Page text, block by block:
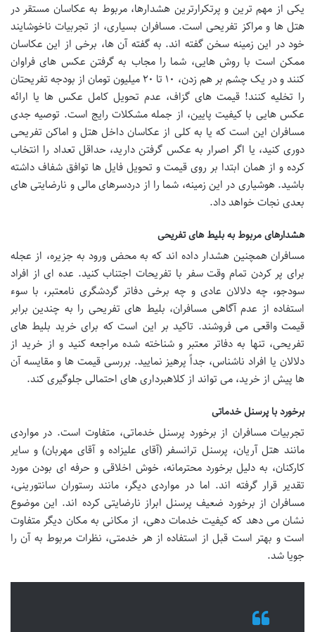
یکی از مهم ترین و پرتکرارترین هشدارها، مربوط به عکاسان مستقر در
هتل ها و مراکز تفریحی است. مسافران بسیاری، از تجربیات ناخوشایند
خود در این زمینه سخن گفته اند. به گفته آن ها، برخی از این عکاسان
ممکن است با روش هایی، شما را مجاب به گرفتن عکس های فراوان
کنند و در یک چشم بر هم زدن، ۱۰ تا ۲۰ میلیون تومان از بودجه تفریحتان
را تخلیه کنند! قیمت های گزاف، عدم تحویل کامل عکس ها یا ارائه
عکس هایی با کیفیت پایین، از جمله مشکلات رایج است. توصیه جدی
مسافران این است که یا به کلی از عکاسان داخل هتل و اماکن تفریحی
دوری کنید، یا اگر اصرار به عکس گرفتن دارید، حداقل تعداد را انتخاب
کرده و از همان ابتدا بر روی قیمت و تحویل فایل ها توافق شفاف داشته
باشید. هوشیاری در این زمینه، شما را از دردسرهای مالی و نارضایتی های
بعدی نجات خواهد داد.
هشدارهای مربوط به بلیط های تفریحی
مسافران همچنین هشدار داده اند که به محض ورود به جزیره، از عجله
برای پر کردن تمام وقت سفر با تفریحات اجتناب کنید. عده ای از افراد
سودجو، چه دلالان عادی و چه برخی دفاتر گردشگری نامعتبر، با سوء
استفاده از عدم آگاهی مسافران، بلیط های تفریحی را به چندین برابر
قیمت واقعی می فروشند. تاکید بر این است که برای خرید بلیط های
تفریحی، تنها به دفاتر معتبر و شناخته شده مراجعه کنید و از خرید از
دلالان یا افراد ناشناس، جداً پرهیز نمایید. بررسی قیمت ها و مقایسه آن
ها پیش از خرید، می تواند از کلاهبرداری های احتمالی جلوگیری کند.
برخورد با پرسنل خدماتی
تجربیات مسافران از برخورد پرسنل خدماتی، متفاوت است. در مواردی
مانند هتل آریان، پرسنل ترانسفر (آقای علیزاده و آقای مهربان) و سایر
کارکنان، به دلیل برخورد محترمانه، خوش اخلاقی و حرفه ای بودن مورد
تقدیر قرار گرفته اند. اما در مواردی دیگر، مانند رستوران سانتورینی،
مسافران از برخورد ضعیف پرسنل ابراز نارضایتی کرده اند. این موضوع
نشان می دهد که کیفیت خدمات دهی، از مکانی به مکان دیگر متفاوت
است و بهتر است قبل از استفاده از هر خدمتی، نظرات مربوط به آن را
جویا شد.